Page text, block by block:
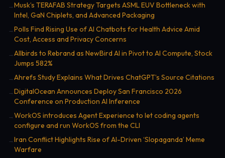
→ Musk’s TERAFAB Strategy Targets ASML EUV Bottleneck with
Intel, GaN Chiplets, and Advanced Packaging
→ Polls Find Rising Use of AI Chatbots for Health Advice Amid
Cost, Access and Privacy Concerns
→ Allbirds to Rebrand as NewBird AI in Pivot to AI Compute, Stock
Jumps 582%
→ Ahrefs Study Explains What Drives ChatGPT’s Source Citations
→ DigitalOcean Announces Deploy San Francisco 2026
Conference on Production AI Inference
→ WorkOS introduces Agent Experience to let coding agents
configure and run WorkOS from the CLI
→ Iran Conflict Highlights Rise of AI-Driven ‘Slopaganda’ Meme
Warfare